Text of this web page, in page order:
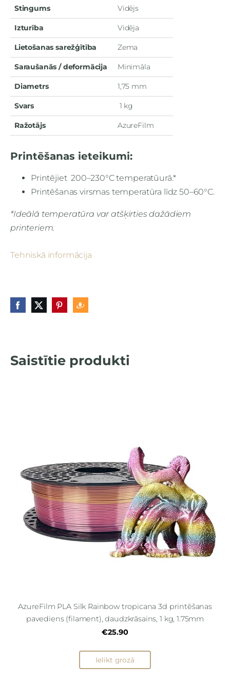
Stingums Vidējs
Izturība Vidēja
Lietošanas sarežģītība Zema
Saraušanās / deformācija Minimāla
Diametrs 1,75 mm
Svars 1 kg
Ražotājs AzureFilm
Printēšanas ieteikumi:
Printējiet 200–230°C temperatūurā.*
Printēšanas virsmas temperatūra līdz 50–60°C.
*Ideālā temperatūra var atšķirties dažādiem
printeriem.
Tehniskā informācija
Saistītie produkti
AzureFilm PLA Silk Rainbow tropicana 3d printēšanas
pavediens (filament), daudzkrāsains, 1 kg, 1.75mm
€25.90
Ielikt grozā